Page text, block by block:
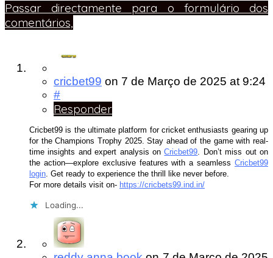
Passar directamente para o formulário dos
comentários,
cricbet99 on 7 de Março de 2025 at 9:24
#
Responder
Cricbet99 is the ultimate platform for cricket enthusiasts gearing up
for the Champions Trophy 2025. Stay ahead of the game with real-
time insights and expert analysis onCricbet99 . Don’t miss out on
the action—explore exclusive features with a seamless Cricbet99
login . Get ready to experience the thrill like never before.
For more details visit on- https://cricbets99.ind.in/
Loading...